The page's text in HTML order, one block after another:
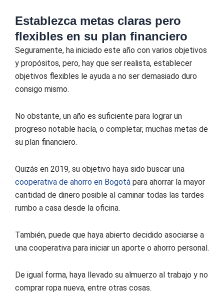
Establezca metas claras pero
flexibles en su plan financiero
Seguramente, ha iniciado este año con varios objetivos
y propósitos, pero, hay que ser realista, establecer
objetivos flexibles le ayuda a no ser demasiado duro
consigo mismo.
No obstante, un año es suficiente para lograr un
progreso notable hacía, o completar, muchas metas de
su plan financiero.
Quizás en 2019, su objetivo haya sido buscar una
cooperativa de ahorro en Bogotá para ahorrar la mayor
cantidad de dinero posible al caminar todas las tardes
rumbo a casa desde la oficina.
También, puede que haya abierto decidido asociarse a
una cooperativa para iniciar un aporte o ahorro personal.
De igual forma, haya llevado su almuerzo al trabajo y no
comprar ropa nueva, entre otras cosas.